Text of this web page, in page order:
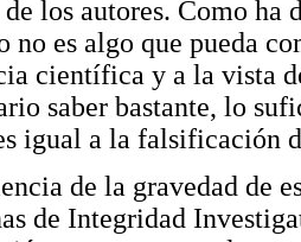
de los autores. Como
no es algo que pueda
científica y a la vista
saber bastante, lo
igual a la falsificación
de la gravedad de
de Integridad